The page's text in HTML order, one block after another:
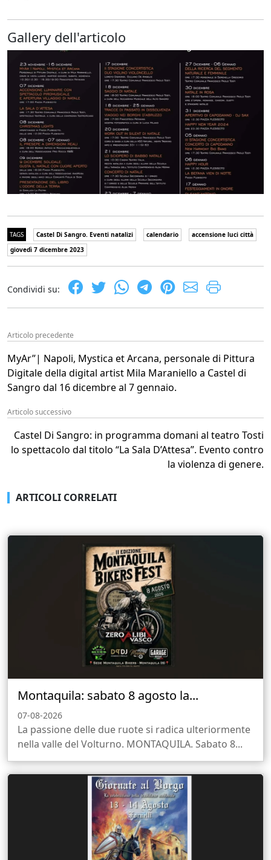
Gallery dell'articolo
TAGS Castel Di Sangro. Eventi natalizi calendario
accensione luci città
giovedì 7 dicembre 2023
Condividi su:
Articolo precedente
MyAr”| Napoli, Mystica et Arcana, personale di Pittura
Digitale della digital artist Mila Maraniello a Castel di
Sangro dal 16 dicembre al 7 gennaio.
Articolo successivo
Castel Di Sangro: in programma domani al teatro Tosti
lo spettacolo dal titolo “La Sala D’Attesa”. Evento contro
la violenza di genere.
ARTICOLI CORRELATI
Montaquila: sabato 8 agosto la...
07-08-2026
La passione delle due ruote si radica ulteriormente
nella valle del Volturno. MONTAQUILA. Sabato 8...